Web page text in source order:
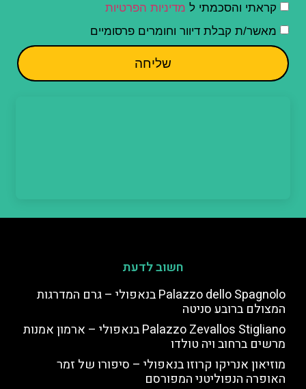
קראתי והסכמתי ל מדיניות הפרטיות
מאשר/ת קבלת דיוור וחומרים פרסומיים
שליחה
חשוב לדעת
Palazzo dello Spagnolo בנאפולי – גרם המדרגות
המצולם ברובע סניטה
Palazzo Zevallos Stigliano בנאפולי – ארמון אמנות
מרשים ברחוב ויה טולדו
מוזיאון אנריקו קרוזו בנאפולי – סיפורו של זמר
האופרה הנפוליטני המפורסם